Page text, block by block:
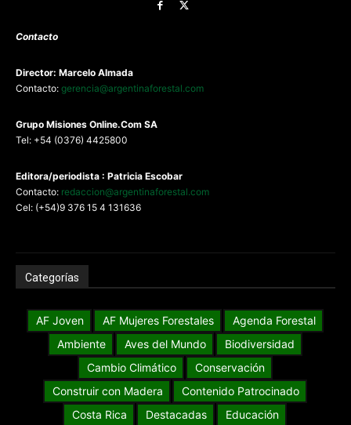
Contacto
Director: Marcelo Almada
Contacto: gerencia@argentinaforestal.com
Grupo Misiones Online.Com SA
Tel: +54 (0376) 4425800
Editora/periodista : Patricia Escobar
Contacto: redaccion@argentinaforestal.com
Cel: (+54)9 376 15 4 131636
Categorías
AF Joven AF Mujeres Forestales
Agenda Forestal
Ambiente
Aves del Mundo
Biodiversidad
Cambio Climático
Conservación
Construir con Madera
Contenido Patrocinado
Costa Rica
Destacadas
Educación